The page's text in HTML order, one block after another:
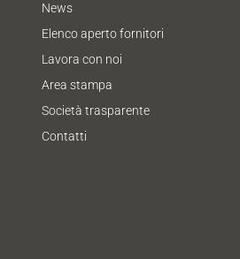
News
Elenco aperto fornitori
Lavora con noi
Area stampa
Società trasparente
Contatti